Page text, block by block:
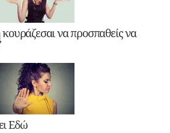
να προσπαθείς να
Εδώ